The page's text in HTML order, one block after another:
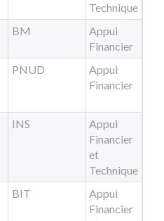
Technique
BM
Appui
Financier
PNUD
Appui
Financier
INS
Appui
Financier
et
Technique
BIT
Appui
Financier